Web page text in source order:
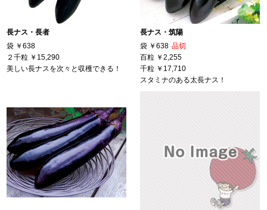
長ナス・長者
袋 ￥638
２千粒 ￥15,290
美しい長ナスを次々と収穫できる！
長ナス・筑陽
袋 ￥638 品切
百粒 ￥2,255
千粒 ￥17,710
スタミナのある太長ナス！